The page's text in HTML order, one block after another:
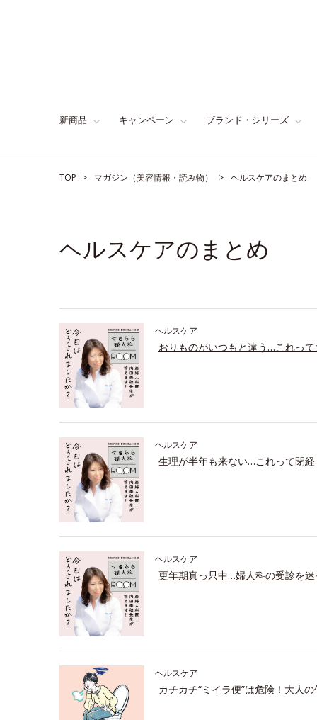
新商品 キャンペーン ブランド・シリーズ
TOP マガジン（美容情報・読み物） ヘルスケアのまとめ
ヘルスケアのまとめ
ヘルスケア
おりものがいつもと違う…これっ
ヘルスケア
生理が半年も来ない…これって閉経
ヘルスケア
更年期真っ只中…婦人科の受診を
ヘルスケア
カチカチ“ミイラ便”は危険！大人